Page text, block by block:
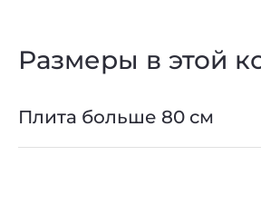
Размеры в этой
Плита больше 80 см